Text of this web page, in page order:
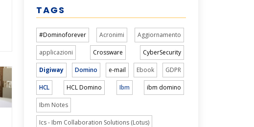
TAGS
#Dominoforever Acronimi Aggiornamento
applicazioni Crossware CyberSecurity
Digiway Domino e-mail Ebook GDPR
HCL HCL Domino Ibm ibm domino
Ibm Notes
Ics - Ibm Collaboration Solutions (Lotus)